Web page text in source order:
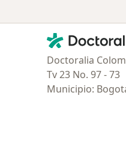
Contacto
Doctoralia - Página de
Doctoralia
Tv 23 No. 97 - 73
Municipio: